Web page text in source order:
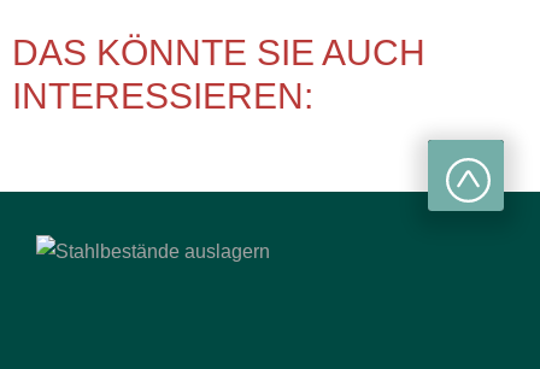
DAS KÖNNTE SIE AUCH
INTERESSIEREN: